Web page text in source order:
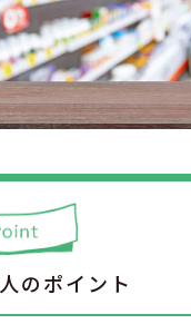
のポイント